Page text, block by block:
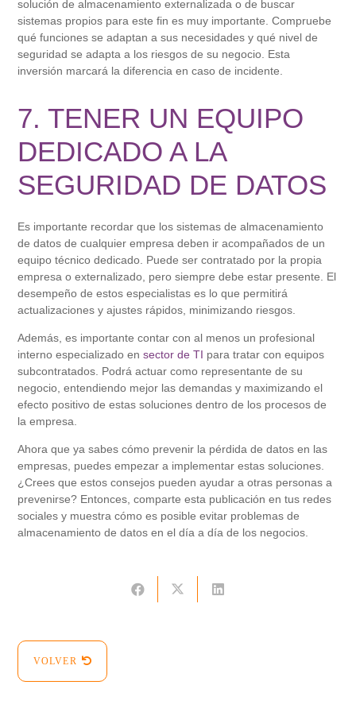
solución de almacenamiento externalizada o de buscar
sistemas propios para este fin es muy importante. Compruebe
qué funciones se adaptan a sus necesidades y qué nivel de
seguridad se adapta a los riesgos de su negocio. Esta
inversión marcará la diferencia en caso de incidente.
7. TENER UN EQUIPO
DEDICADO A LA
SEGURIDAD DE DATOS
Es importante recordar que los sistemas de almacenamiento
de datos de cualquier empresa deben ir acompañados de un
equipo técnico dedicado. Puede ser contratado por la propia
empresa o externalizado, pero siempre debe estar presente. El
desempeño de estos especialistas es lo que permitirá
actualizaciones y ajustes rápidos, minimizando riesgos.
Además, es importante contar con al menos un profesional
interno especializado ensector de TI para tratar con equipos
subcontratados. Podrá actuar como representante de su
negocio, entendiendo mejor las demandas y maximizando el
efecto positivo de estas soluciones dentro de los procesos de
la empresa.
Ahora que ya sabes cómo prevenir la pérdida de datos en las
empresas, puedes empezar a implementar estas soluciones.
¿Crees que estos consejos pueden ayudar a otras personas a
prevenirse? Entonces, comparte esta publicación en tus redes
sociales y muestra cómo es posible evitar problemas de
almacenamiento de datos en el día a día de los negocios.
VOLVER